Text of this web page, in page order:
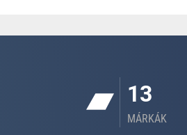
13
MÁRKÁK